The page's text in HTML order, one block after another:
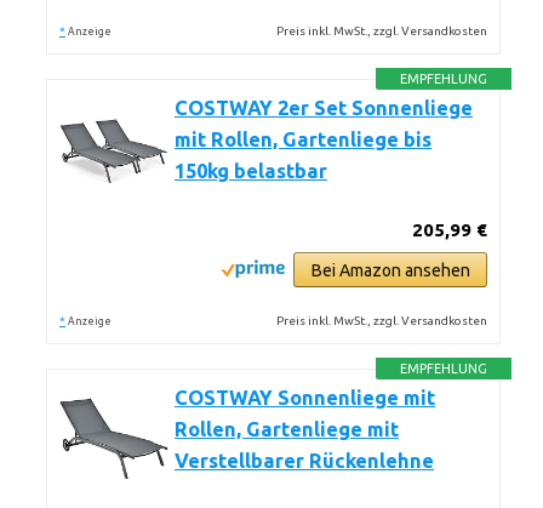
* Anzeige Preis inkl. MwSt., zzgl. Versandkosten
EMPFEHLUNG
COSTWAY 2er Set Sonnenliege
mit Rollen, Gartenliege bis
150kg belastbar
205,99 €
Bei Amazon ansehen
* Anzeige Preis inkl. MwSt., zzgl. Versandkosten
EMPFEHLUNG
COSTWAY Sonnenliege mit
Rollen, Gartenliege mit
Verstellbarer Rückenlehne